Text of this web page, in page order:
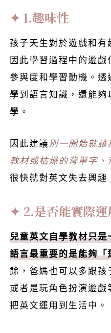
1.趣味性
孩子天生對於遊戲和有
因此學習過程中的遊
參與度和學習動機。
學到語言知識，還能
學。
因此建議別一開始就
教材或枯燥的背單字、
很快就對英文失去興趣
2.是否能實際運
兒童英文自學教材只
語言最重要的是能夠「
餘，爸媽也可以多跟孩
或者是玩角色扮演遊
把英文運用到生活中。